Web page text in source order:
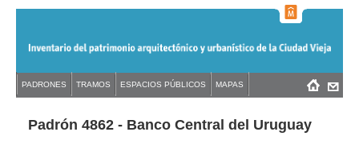
navigation
Back
topPadrón 4862 - Banco Central del Uruguay
Back
to Menú
PADRONES TRAMOS ESPACIOS PÚBLICOS MAPAS